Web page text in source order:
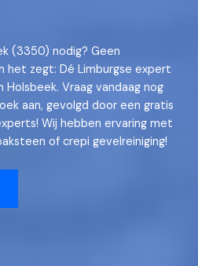
(3350) nodig? Geen
het zegt: Dé Limburgse expert
Holsbeek. Vraag vandaag nog
aan, gevolgd door een gratis
Wij hebben ervaring met
of crepi gevelreiniging!